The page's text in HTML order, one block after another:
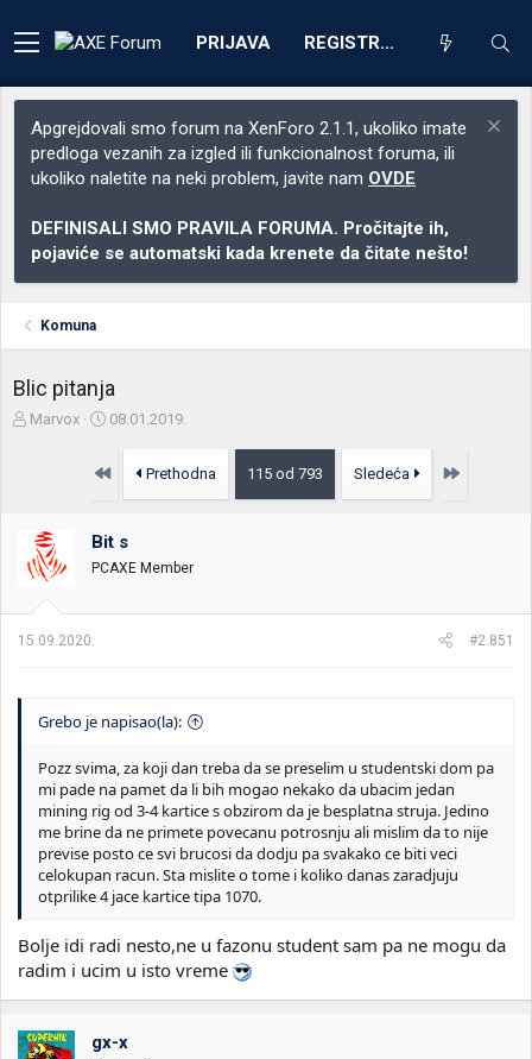
PRIJAVA REGISTRACIJA
Apgrejdovali smo forum na XenForo 2.1.1, ukoliko imate
predloga vezanih za izgled ili funkcionalnost foruma, ili
ukoliko naletite na neki problem, javite nam OVDE
DEFINISALI SMO PRAVILA FORUMA. Pročitajte ih,
pojaviće se automatski kada krenete da čitate nešto!
Komuna
Blic pitanja
Z
k
e
m
Marvox
D
u
o
k
e
a
08.01.2019.
Prvo Prethodna 115 od 793 Sledeća Poslednja
Bit s
PCAXE Member
15.09.2020. #2.851
Grebo je napisao(la):
Pozz svima, za koji dan treba da se preselim u studentski dom pa
mi pade na pamet da li bih mogao nekako da ubacim jedan
mining rig od 3-4 kartice s obzirom da je besplatna struja. Jedino
me brine da ne primete povecanu potrosnju ali mislim da to nije
previse posto ce svi brucosi da dodju pa svakako ce biti veci
celokupan racun. Sta mislite o tome i koliko danas zaradjuju
otprilike 4 jace kartice tipa 1070.
Bolje idi radi nesto,ne u fazonu student sam pa ne mogu da
radim i ucim u isto vreme
gx-x